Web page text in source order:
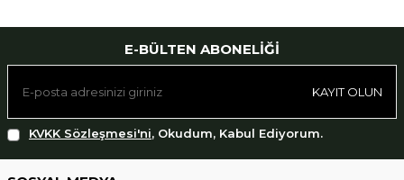
E-BÜLTEN ABONELIĞI
KAYIT OLUN
KVKK Sözleşmesi'ni, Okudum, Kabul Ediyorum.